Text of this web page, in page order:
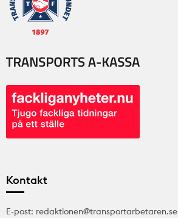
Kontakt
E-post: redaktionen@transportarbetaren.se